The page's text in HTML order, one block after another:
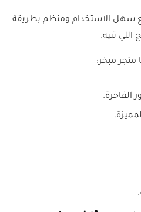
سهل الاستخدام ومنظم بطريقة
تبيه.
متجر مبخر:
الفاخرة.